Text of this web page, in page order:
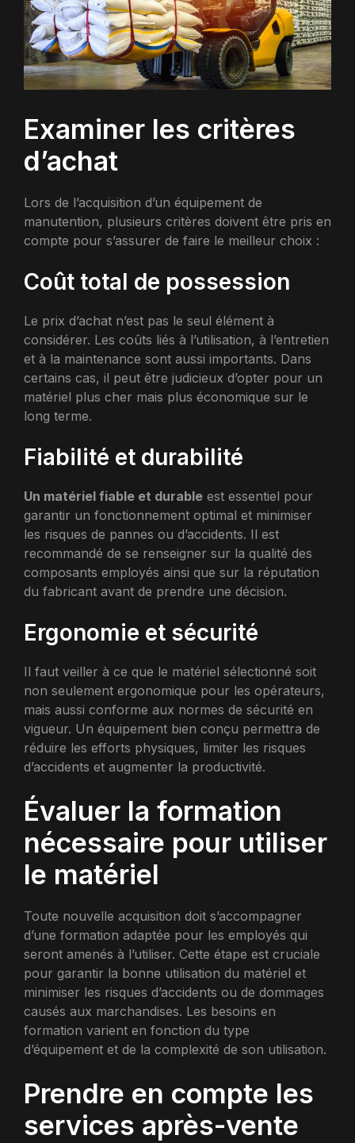
Examiner les critères
d’achat
Lors de l’acquisition d’un équipement de
manutention, plusieurs critères doivent être pris en
compte pour s’assurer de faire le meilleur choix :
Coût total de possession
Le prix d’achat n’est pas le seul élément à
considérer. Les coûts liés à l’utilisation, à l’entretien
et à la maintenance sont aussi importants. Dans
certains cas, il peut être judicieux d’opter pour un
matériel plus cher mais plus économique sur le
long terme.
Fiabilité et durabilité
Un matériel fiable et durable est essentiel pour
garantir un fonctionnement optimal et minimiser
les risques de pannes ou d’accidents. Il est
recommandé de se renseigner sur la qualité des
composants employés ainsi que sur la réputation
du fabricant avant de prendre une décision.
Ergonomie et sécurité
Il faut veiller à ce que le matériel sélectionné soit
non seulement ergonomique pour les opérateurs,
mais aussi conforme aux normes de sécurité en
vigueur. Un équipement bien conçu permettra de
réduire les efforts physiques, limiter les risques
d’accidents et augmenter la productivité.
Évaluer la formation
nécessaire pour utiliser
le matériel
Toute nouvelle acquisition doit s’accompagner
d’une formation adaptée pour les employés qui
seront amenés à l’utiliser. Cette étape est cruciale
pour garantir la bonne utilisation du matériel et
minimiser les risques d’accidents ou de dommages
causés aux marchandises. Les besoins en
formation varient en fonction du type
d’équipement et de la complexité de son utilisation.
Prendre en compte les
services après-vente